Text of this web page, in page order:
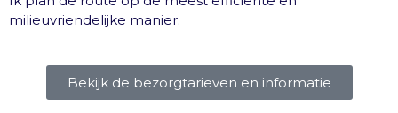
milieuvriendelijke manier.
Bekijk de bezorgtarieven en informatie